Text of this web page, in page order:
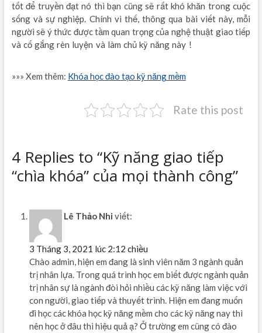
tốt để truyền đạt nó thì bạn cũng sẽ rất khó khăn trong cuộc
sống và sự nghiệp. Chính vì thế, thông qua bài viết này, mỗi
người sẽ ý thức được tầm quan trọng của nghệ thuật giao tiếp
và cố gắng rèn luyện và làm chủ kỹ năng này !
»»» Xem thêm: Khóa học đào tạo kỹ năng mềm
Rate this post
4 Replies to “Kỹ năng giao tiếp
“chìa khóa” của mọi thành công”
Lê Thảo Nhi viết:
3 Tháng 3, 2021 lúc 2:12 chiều
Chào admin, hiện em đang là sinh viên năm 3 ngành quản
trị nhân lựa. Trong quá trình học em biết được ngành quản
trị nhân sự là ngành đòi hỏi nhiều các kỹ năng làm việc với
con người, giao tiếp và thuyết trình. Hiện em đang muốn
đi học các khóa học kỹ năng mềm cho các kỹ năng nay thì
nên học ở đâu thì hiệu quả ạ? Ở trường em cũng có đào